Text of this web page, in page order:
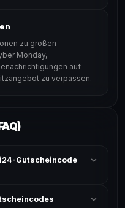
zu großen
Monday,
auf
zu verpassen.
Gutscheincode
reduzierte Artikel